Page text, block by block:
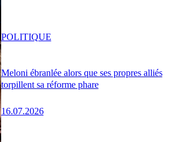
Meloni ébranlée alors que ses propres alliés
torpillent sa réforme phare
16.07.2026
POLITIQUE